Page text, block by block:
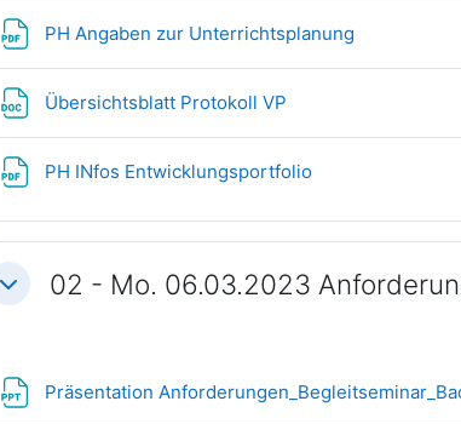
PH Angaben zur Unterrichtsplanung
Übersichtsblatt Protokoll VP
PH INfos Entwicklungsportfolio
Einklappen02 - Mo. 06.03.2023
Präsentation